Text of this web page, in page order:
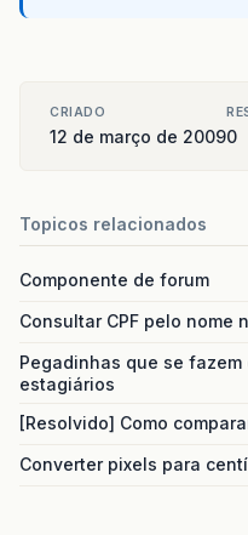
CRIADO
12 de março de 20090
Topicos relacionados
Componente de forum
Consultar CPF pelo nome
Pegadinhas que se fazem
estagiários
[Resolvido] Como
Converter pixels para